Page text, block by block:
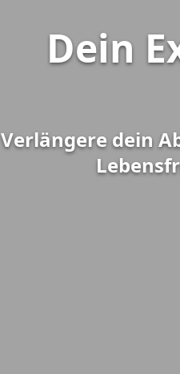
Dein
Verlängere dein